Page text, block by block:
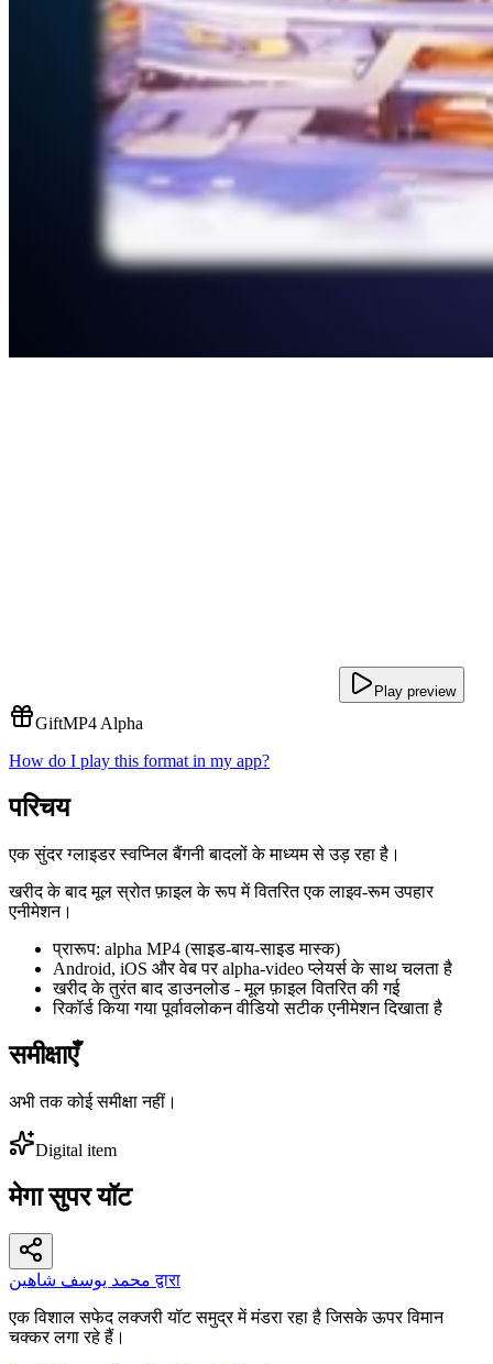
Play preview
GiftMP4 Alpha
How do I play this format in my app?
परिचय
एक सुंदर ग्लाइडर स्वप्निल बैंगनी बादलों के माध्यम से उड़ रहा है।
खरीद के बाद मूल स्रोत फ़ाइल के रूप में वितरित एक लाइव-रूम उपहार
एनीमेशन।
प्रारूप: alpha MP4 (साइड-बाय-साइड मास्क)
Android, iOS और वेब पर alpha-video प्लेयर्स के साथ चलता है
खरीद के तुरंत बाद डाउनलोड - मूल फ़ाइल वितरित की गई
रिकॉर्ड किया गया पूर्वावलोकन वीडियो सटीक एनीमेशन दिखाता है
समीक्षाएँ
अभी तक कोई समीक्षा नहीं।
Digital item
मेगा सुपर यॉट
محمد يوسف شاهين द्वारा
एक विशाल सफेद लक्जरी यॉट समुद्र में मंडरा रहा है जिसके ऊपर विमान
चक्कर लगा रहे हैं।